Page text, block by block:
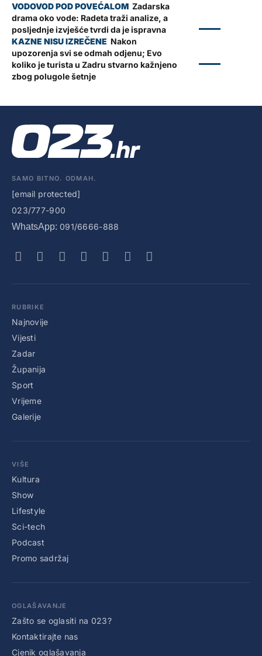
Zadarska
drama oko vode: Radeta traži analize, a
posljednje izvješće tvrdi da je ispravna
Nakon
upozorenja svi se odmah odjenu; Evo
koliko je turista u Zadru stvarno kažnjeno
zbog polugole šetnje
SAMO BITNO. ODMAH.
[email protected]
023/777-900
WhatsApp: 091/6666-888
RUBRIKE
Najnovije
Vijesti
Zadar
Županija
Sport
Vrijeme
Galerije
VIŠE
Kultura
Show
Lifestyle
Sci-tech
Podcast
Promo sadržaj
OGLAŠAVANJE
Zašto se oglasiti na 023?
Kontaktirajte nas
Cjenik oglašavanja